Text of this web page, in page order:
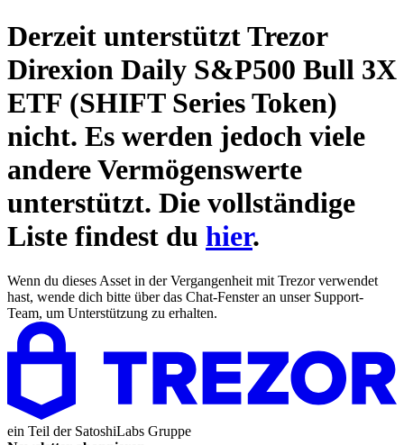
Derzeit unterstützt Trezor
Direxion Daily S&P500 Bull 3X
ETF (SHIFT Series Token)
nicht. Es werden jedoch viele
andere Vermögenswerte
unterstützt. Die vollständige
Liste findest du hier.
Wenn du dieses Asset in der Vergangenheit mit Trezor verwendet
hast, wende dich bitte über das Chat-Fenster an unser Support-
Team, um Unterstützung zu erhalten.
ein Teil der SatoshiLabs Gruppe